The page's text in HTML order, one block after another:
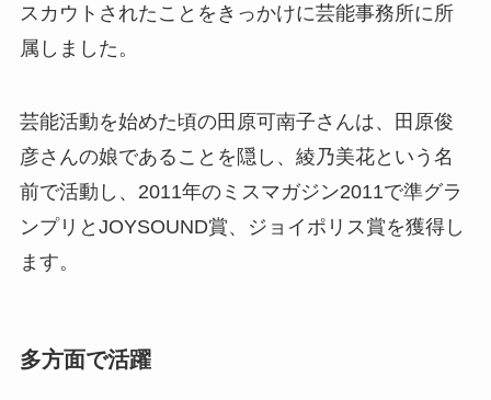
スカウトされたことをきっかけに芸能事務所に所
属しました。
芸能活動を始めた頃の田原可南子さんは、田原俊
彦さんの娘であることを隠し、綾乃美花という名
前で活動し、2011年のミスマガジン2011で準グラ
ンプリとJOYSOUND賞、ジョイポリス賞を獲得し
ます。
多方面で活躍